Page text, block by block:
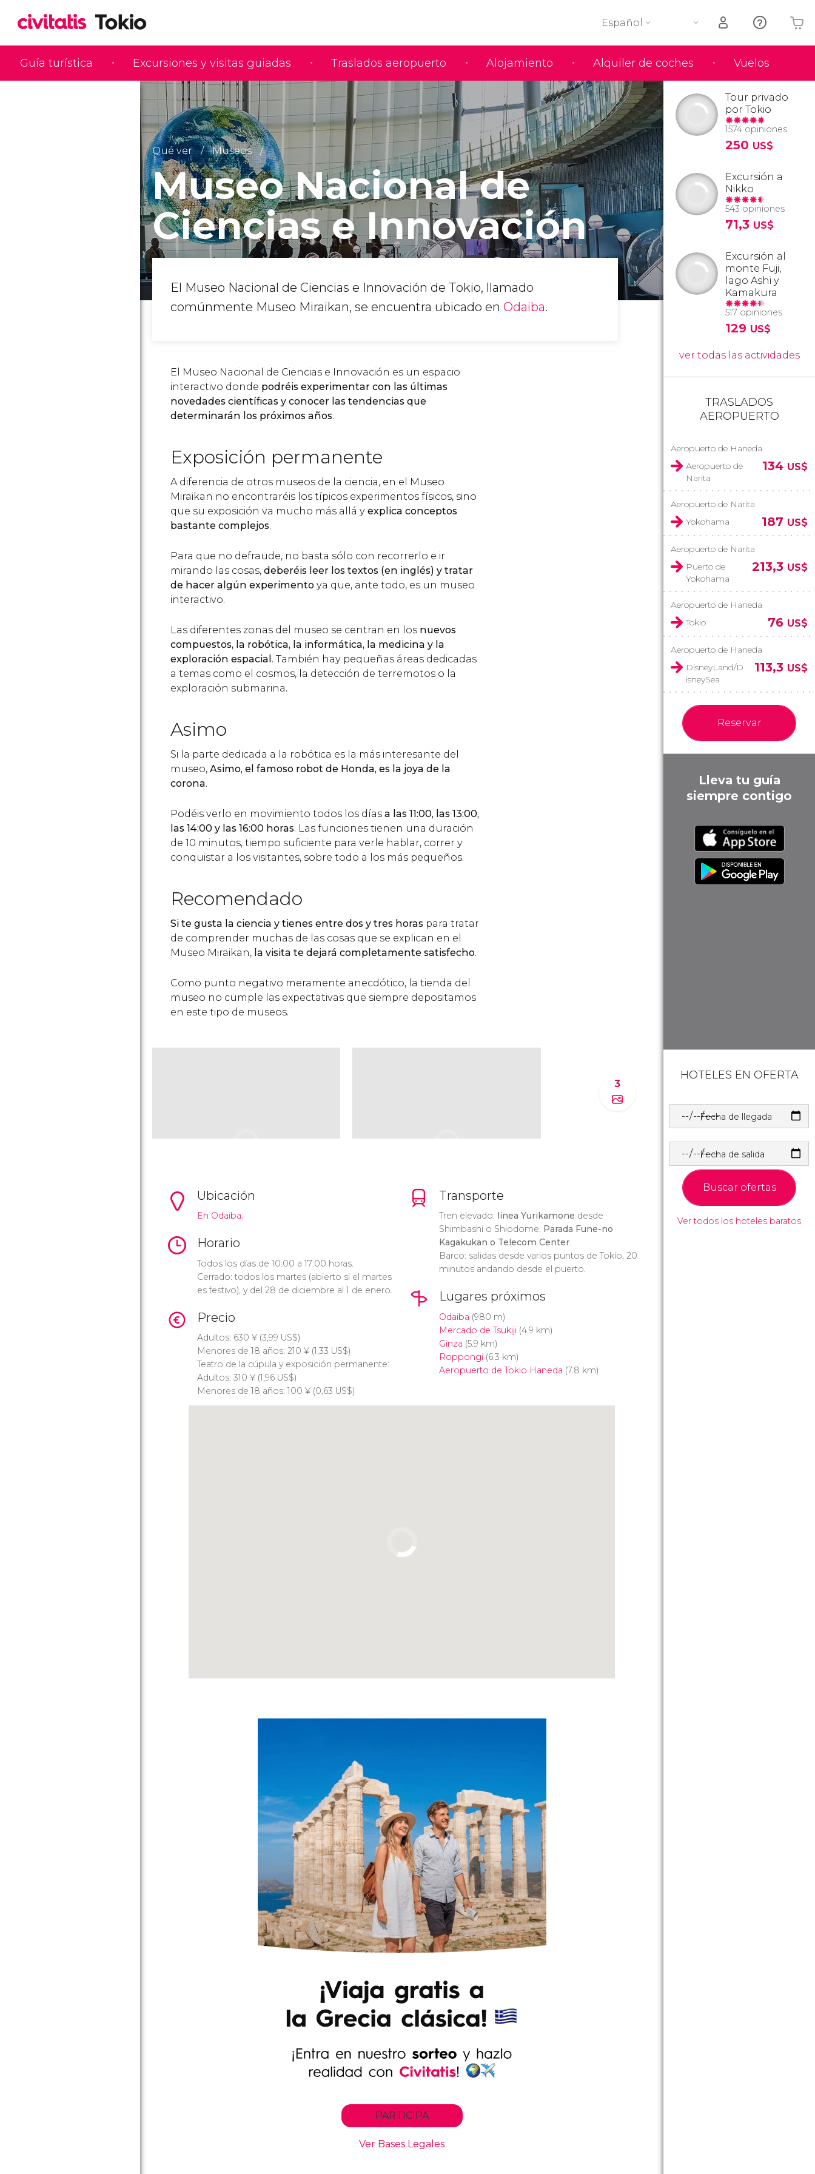
Guía turística Excursiones y visitas guiadas Traslados aeropuerto Alojamiento Alquiler de coches Vuelos
Español
Tu carrito está vacío
Qué ver Museos
Museo Nacional de
Ciencias e Innovación
El Museo Nacional de Ciencias e Innovación de Tokio, llamado
comúnmente Museo Miraikan, se encuentra ubicado en Odaiba.
El Museo Nacional de Ciencias e Innovación es un espacio
interactivo donde podréis experimentar con las últimas
novedades científicas y conocer las tendencias que
determinarán los próximos años.
Exposición permanente
A diferencia de otros museos de la ciencia, en el Museo
Miraikan no encontraréis los típicos experimentos físicos, sino
que su exposición va mucho más allá y explica conceptos
bastante complejos.
Para que no defraude, no basta sólo con recorrerlo e ir
mirando las cosas, deberéis leer los textos (en inglés) y tratar
de hacer algún experimento ya que, ante todo, es un museo
interactivo.
Las diferentes zonas del museo se centran en los nuevos
compuestos, la robótica, la informática, la medicina y la
exploración espacial . También hay pequeñas áreas dedicadas
a temas como el cosmos, la detección de terremotos o la
exploración submarina.
Asimo
Si la parte dedicada a la robótica es la más interesante del
museo, Asimo, el famoso robot de Honda, es la joya de la
corona.
Podéis verlo en movimiento todos los días a las 11:00, las 13:00,
las 14:00 y las 16:00 horas. Las funciones tienen una duración
de 10 minutos, tiempo suficiente para verle hablar, correr y
conquistar a los visitantes, sobre todo a los más pequeños.
Recomendado
Si te gusta la ciencia y tienes entre dos y tres horas para tratar
de comprender muchas de las cosas que se explican en el
Museo Miraikan, la visita te dejará completamente satisfecho.
Como punto negativo meramente anecdótico, la tienda del
museo no cumple las expectativas que siempre depositamos
en este tipo de museos.
3
Ubicación
En Odaiba.
Horario
Todos los días de 10:00 a 17:00 horas.
Cerrado: todos los martes (abierto si el martes
es festivo), y del 28 de diciembre al 1 de enero.
Precio
Adultos: 630 ¥ (3,99 US$)
Menores de 18 años: 210 ¥ (1,33 US$)
Teatro de la cúpula y exposición permanente:
Adultos: 310 ¥ (1,96 US$)
Menores de 18 años: 100 ¥ (0,63 US$)
Transporte
Tren elevado: línea Yurikamone desde
Shimbashi o Shiodome. Parada Fune-no
Kagakukan o Telecom Center.
Barco: salidas desde varios puntos de Tokio, 20
minutos andando desde el puerto.
Lugares próximos
Odaiba (980 m)
Mercado de Tsukiji(4.9 km)
Ginza (5.9 km)
Roppongi(6.3 km)
Aeropuerto de Tokio Haneda (7.8 km)
Tour privado
por Tokio
1574 opiniones
250 US$
Excursión a
Nikko
543 opiniones
71,3 US$
Excursión al
monte Fuji,
lago Ashi y
Kamakura
517 opiniones
129 US$
ver todas las actividades
TRASLADOS
AEROPUERTO
Aeropuerto de Haneda
Aeropuerto de
Narita
134 US$
Aeropuerto de Narita
Yokohama
187 US$
Aeropuerto de Narita
Puerto de
Yokohama
213,3 US$
Aeropuerto de Haneda
Tokio
76 US$
Aeropuerto de Haneda
DisneyLand/D
isneySea
113,3 US$
Reservar
Lleva tu guía
siempre contigo
HOTELES EN OFERTA
Fecha de llegada
Fecha de salida
Buscar ofertas
Ver todos los hoteles baratos